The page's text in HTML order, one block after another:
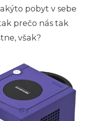
pobyt v sebe
prečo nás tak
však?